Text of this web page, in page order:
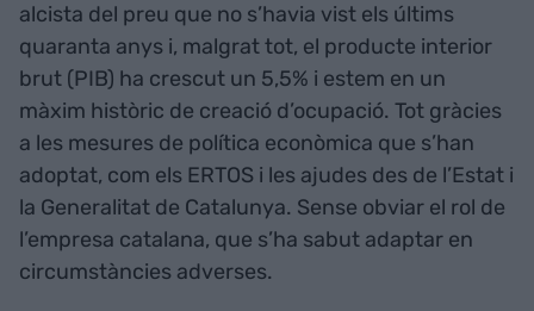
alcista del preu que no s’havia vist els últims
quaranta anys i, malgrat tot, el producte interior
brut (PIB) ha crescut un 5,5% i estem en un
màxim històric de creació d’ocupació. Tot gràcies
a les mesures de política econòmica que s’han
adoptat, com els ERTOS i les ajudes des de l’Estat i
la Generalitat de Catalunya. Sense obviar el rol de
l’empresa catalana, que s’ha sabut adaptar en
circumstàncies adverses.